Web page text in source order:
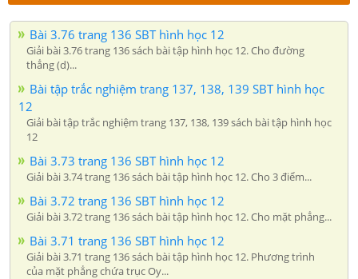
Bài 3.76 trang 136 SBT hình học 12
Giải bài 3.76 trang 136 sách bài tập hình học 12. Cho đường
thẳng (d)...
Bài tập trắc nghiệm trang 137, 138, 139 SBT hình học
12
Giải bài tập trắc nghiệm trang 137, 138, 139 sách bài tập hình học
12
Bài 3.73 trang 136 SBT hình học 12
Giải bài 3.74 trang 136 sách bài tập hình học 12. Cho 3 điểm...
Bài 3.72 trang 136 SBT hình học 12
Giải bài 3.72 trang 136 sách bài tập hình học 12. Cho mặt phẳng...
Bài 3.71 trang 136 SBT hình học 12
Giải bài 3.71 trang 136 sách bài tập hình học 12. Phương trình
của mặt phẳng chứa trục Oy...